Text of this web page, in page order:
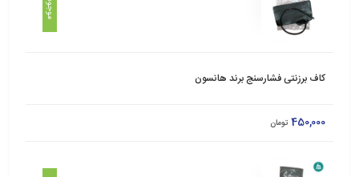
موجود
کاف برزنتی فشارسنج برند هانسون
450,000 تومان